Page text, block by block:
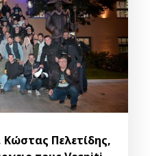
Πελετίδης,